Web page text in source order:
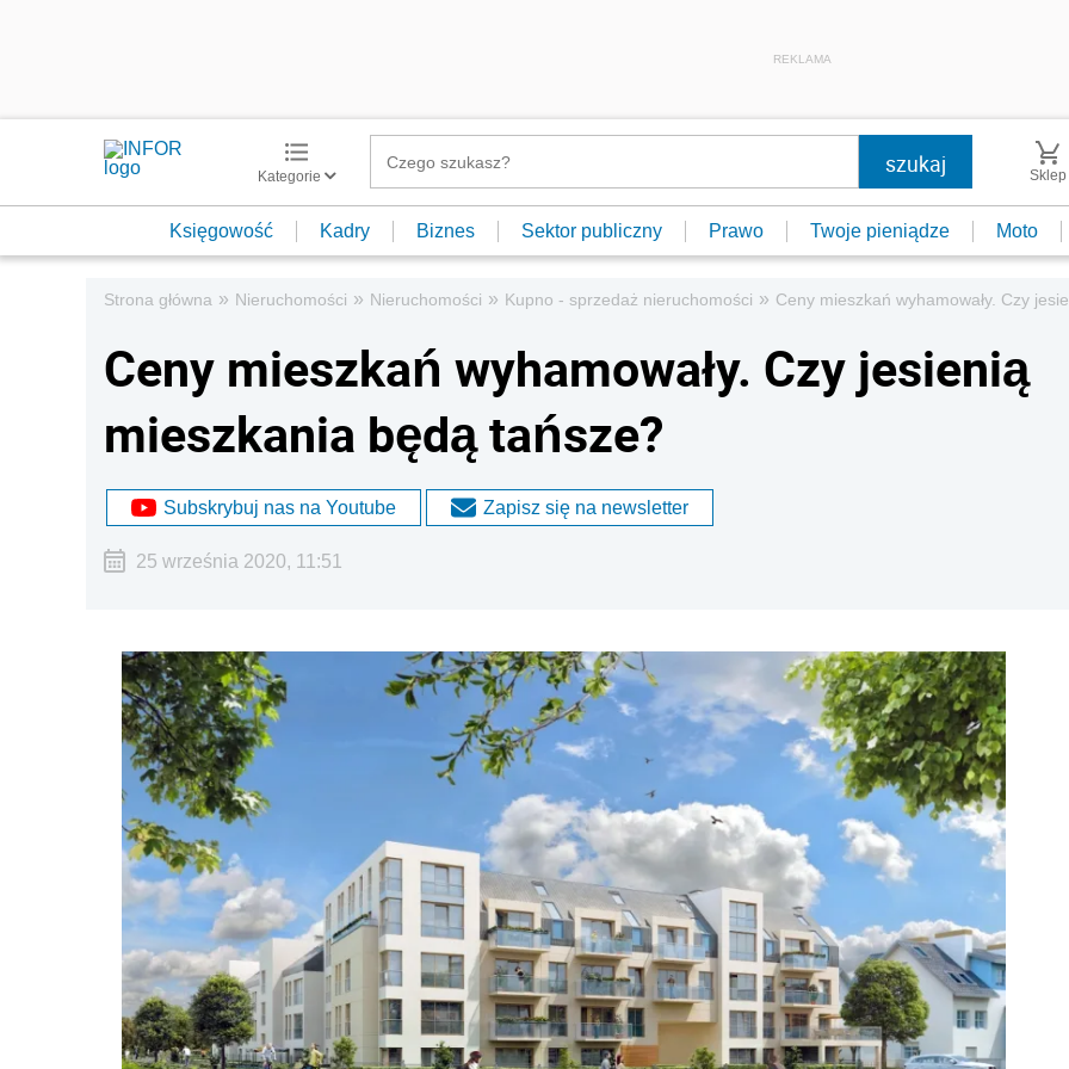
REKLAMA
Kategorie Sklep
Księgowość Kadry Biznes Sektor publiczny Prawo Twoje pieniądze Moto
Strona główna » Nieruchomości » Nieruchomości » Kupno - sprzedaż nieruchomości » Ceny mieszkań wyhamowały. Czy
Ceny mieszkań wyhamowały. Czy jesienią
mieszkania będą tańsze?
Subskrybuj nas na Youtube Zapisz się na newsletter
25 września 2020, 11:51